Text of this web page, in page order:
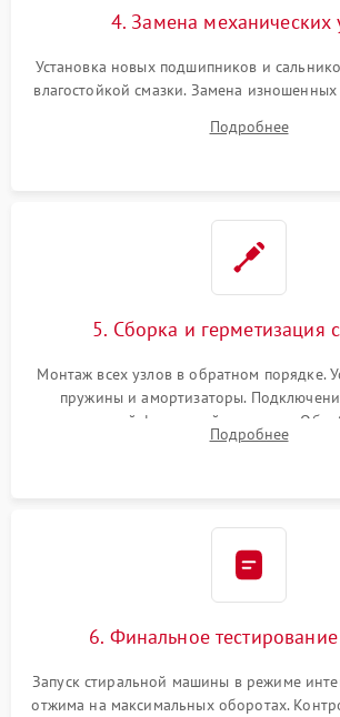
4. Замена механических
Установка новых подшипников и
влагостойкой смазки. Замена
или поврежденной резиновой
Подробнее
5. Сборка и герметизация
Монтаж всех узлов в обратном порядке.
пружины и амортизаторы.
надежной фиксацией хомутами.
герметиком для предотвращения
Подробнее
6. Финальное
Запуск стиральной машины в режиме
отжима на максимальных оборотах.